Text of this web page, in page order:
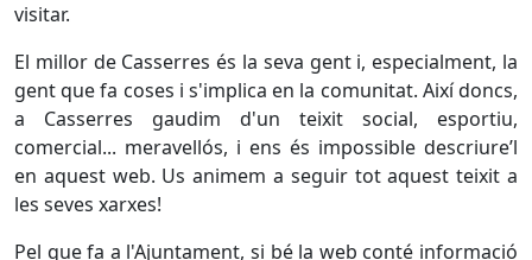
visitar.
El millor de Casserres és la seva gent i, especialment, la
gent que fa coses i s'implica en la comunitat. Així doncs,
a Casserres gaudim d'un teixit social, esportiu,
comercial... meravellós, i ens és impossible descriure’l
en aquest web. Us animem a seguir tot aquest teixit a
les seves xarxes!
Pel que fa a l'Ajuntament, si bé la web conté informació